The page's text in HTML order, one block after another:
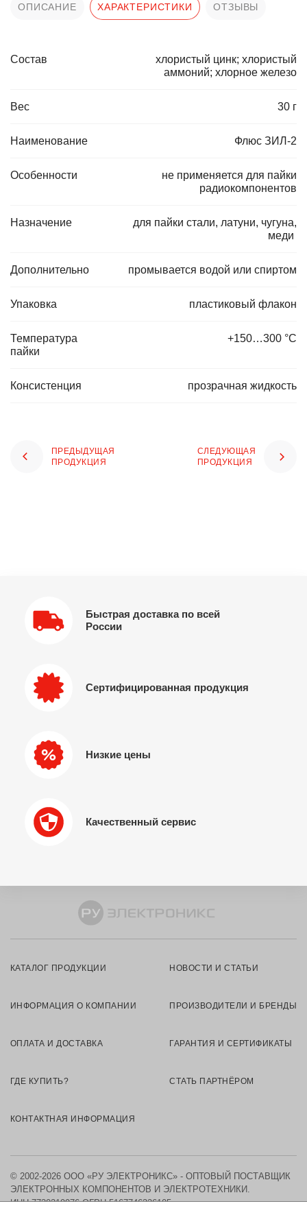
ОПИСАНИЕ ХАРАКТЕРИСТИКИ ОТЗЫВЫ
Состав
хлористый цинк; хлористый
аммоний; хлорное железо
Вес 30 г
Наименование Флюс ЗИЛ-2
Особенности
не применяется для пайки
радиокомпонентов
Назначение
для пайки стали, латуни, чугуна,
меди
Дополнительно промывается водой или спиртом
Упаковка пластиковый флакон
Температура
пайки
+150…300 °С
Консистенция прозрачная жидкость
ПРЕДЫДУЩАЯ
ПРОДУКЦИЯ
СЛЕДУЮЩАЯ
ПРОДУКЦИЯ
Быстрая доставка по всей
России
Сертифицированная продукция
Низкие цены
Качественный сервис
КАТАЛОГ ПРОДУКЦИИ НОВОСТИ И СТАТЬИ
ИНФОРМАЦИЯ О КОМПАНИИ ПРОИЗВОДИТЕЛИ И БРЕНДЫ
ОПЛАТА И ДОСТАВКА ГАРАНТИЯ И СЕРТИФИКАТЫ
ГДЕ КУПИТЬ? СТАТЬ ПАРТНЁРОМ
КОНТАКТНАЯ ИНФОРМАЦИЯ
© 2002-2026 ООО «РУ ЭЛЕКТРОНИКС» - ОПТОВЫЙ ПОСТАВЩИК
ЭЛЕКТРОННЫХ КОМПОНЕНТОВ И ЭЛЕКТРОТЕХНИКИ.
ИНН 7730219976 ОГРН 5167746326105